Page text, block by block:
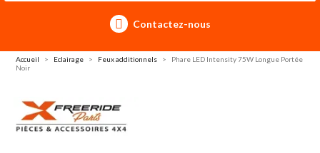
Contactez-nous
Accueil Eclairage Feux additionnels
Phare LED Intensity 75W Longue Portée
Noir